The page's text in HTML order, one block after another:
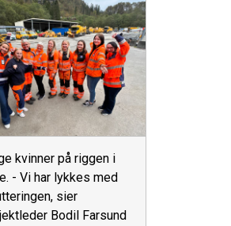
kvinner på riggen i
- Vi har lykkes med
sier
Bodil Farsund